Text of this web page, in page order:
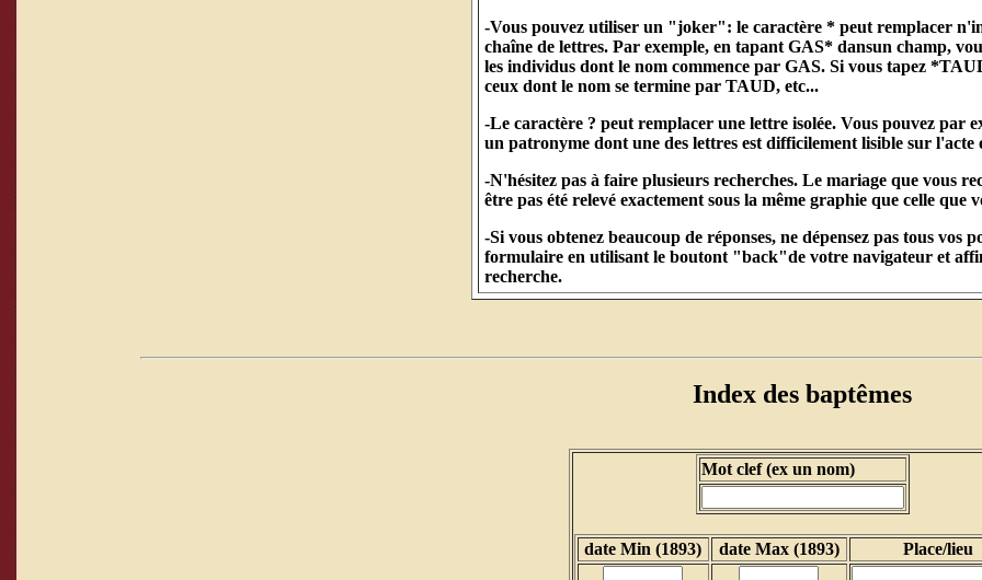
-Vous pouvez utiliser un "joker": le caractère * peut remplacer
chaîne de lettres. Par exemple, en tapant GAS* dansun champ,
les individus dont le nom commence par GAS. Si vous tapez
ceux dont le nom se termine par TAUD, etc...
-Le caractère ? peut remplacer une lettre isolée. Vous pouvez par
un patronyme dont une des lettres est difficilement lisible sur l'acte
-N'hésitez pas à faire plusieurs recherches. Le mariage que vous
être pas été relevé exactement sous la même graphie que celle que
-Si vous obtenez beaucoup de réponses, ne dépensez pas tous vos
formulaire en utilisant le boutont "back"de votre navigateur et
recherche.
Index des baptêmes
Mot clef (ex un nom)
date Min (1893) date Max (1893) Place/lieu